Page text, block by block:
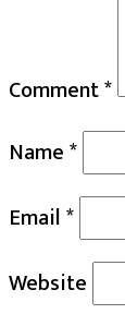
Comment*
Name*
Email*
Website